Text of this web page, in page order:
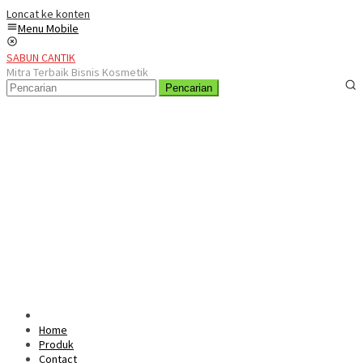
Loncat ke konten
Menu Mobile
SABUN CANTIK
Mitra Terbaik Bisnis Kosmetik
Pencarian
Home
Produk
Contact